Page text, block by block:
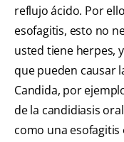
reflujo ácido. Por
esofagitis, esto no
usted tiene herpes,
que pueden causar
Candida, por
de la candidiasis
como una